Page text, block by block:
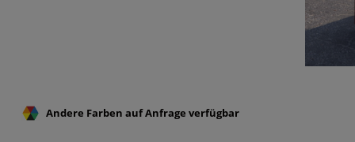
Andere Farben auf Anfrage verfügbar